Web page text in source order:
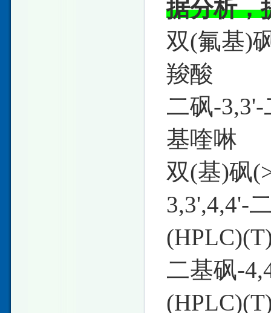
据分析，
双(氟基)
羧酸
二砜-
基喹啉
双(基)砜
3,3',4,4'-
二基砜-